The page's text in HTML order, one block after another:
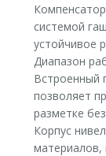
системой
устойчивое
Диапазон
Встроенный
позволяет
разметке
Корпус
материалов,